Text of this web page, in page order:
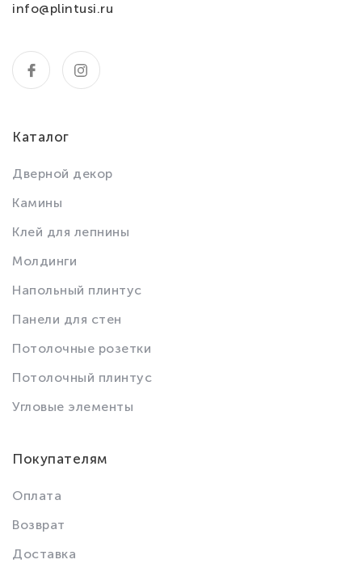
info@plintusi.ru
Каталог
Дверной декор
Камины
Клей для лепнины
Молдинги
Напольный плинтус
Панели для стен
Потолочные розетки
Потолочный плинтус
Угловые элементы
Покупателям
Оплата
Возврат
Доставка